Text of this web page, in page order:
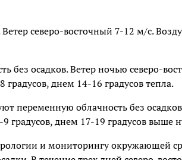
северо-восточный 7-12 м/с.
без осадков. Ветер ночью северо-
днем 14-16 градусов тепла.
переменную облачность без
градусов, днем 17-19 градусов выше
и мониторингу окружающей